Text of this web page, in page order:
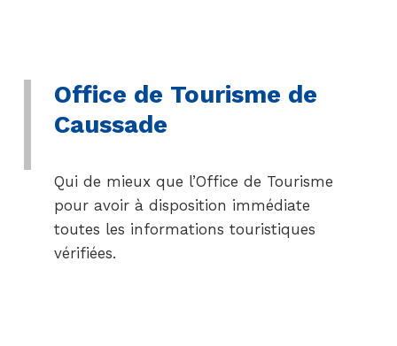
Office de Tourisme de
Caussade
Qui de mieux que l’Office de Tourisme
pour avoir à disposition immédiate
toutes les informations touristiques
vérifiées.